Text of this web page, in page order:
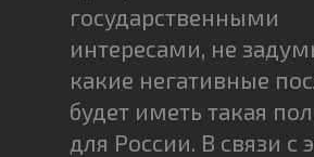
государственными
интересами, не
какие негативные
будет иметь такая
для России. В связи с